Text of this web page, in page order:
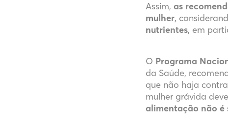
Assim, as
mulher,
nutrientes, em
O Programa
da Saúde,
que não haja
mulher grávida
alimentação não é